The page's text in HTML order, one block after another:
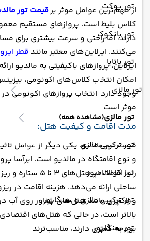
تور پوکت
تور بانکوک
تور پاتایا
تور مالزی
تور مالزی(مشاهده همه)
تور ترکیبی مالزی
تور کوالالامپور
تور ترکیبی مالزی و سنگاپور
تور سنگاپور
از مهم‌ترین عوامل موثر برقیمت تور
کلاس بلیط است. پروازهای مستقیم
دارند، اما راحتی و سرعت بیشتری برای
می‌کنند. ایرلاین‌های معتبر مانند قطر
ایرلاین، پروازهای باکیفیتی به مالدیو
امکان انتخاب کلاس‌های اکونومی،
وجود دارد. انتخاب پروازهای اکونومی
موثر است​
مدت اقامت و کیفیت هتل:
قیمت تور مالدیو: یکی دیگر از عوامل
و نوع اقامتگاه در مالدیو است. ابرآسا
را با اقامت در
ساحلی ارائه می‌دهد. هزینه اقامت در
و لاکچری مانند هتل‌های شناور روی آب
بالاتر است، در حالی که هتل‌های
بودجه کمتری دارند، مناسب‌ترند​